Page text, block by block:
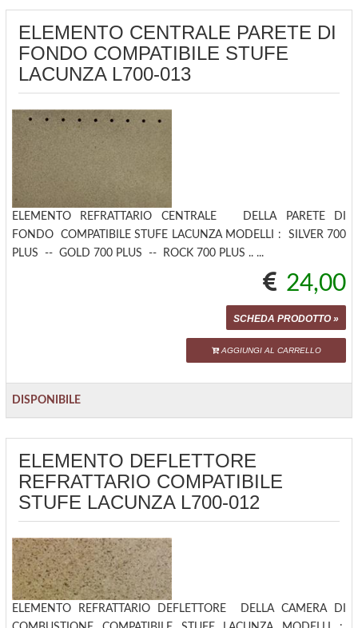
ELEMENTO CENTRALE PARETE DI
FONDO COMPATIBILE STUFE
LACUNZA L700-013
ELEMENTO REFRATTARIO CENTRALE DELLA PARETE DI
FONDO COMPATIBILE STUFE LACUNZA MODELLI : SILVER 700
PLUS -- GOLD 700 PLUS -- ROCK 700 PLUS .. ...
24,00
SCHEDA PRODOTTO »
AGGIUNGI AL CARRELLO
DISPONIBILE
ELEMENTO DEFLETTORE
REFRATTARIO COMPATIBILE
STUFE LACUNZA L700-012
ELEMENTO REFRATTARIO DEFLETTORE DELLA CAMERA DI